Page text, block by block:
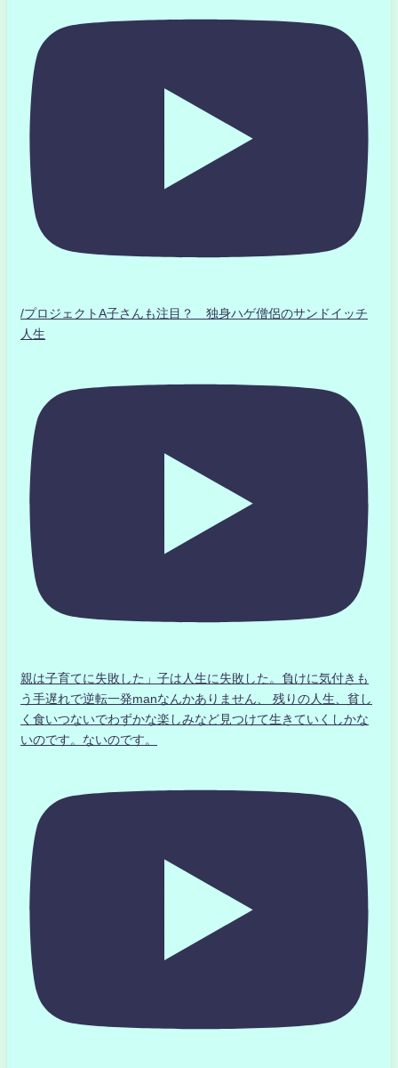
/プロジェクトA子さんも注目？ 独身ハゲ僧侶のサンドイッチ
人生
親は子育てに失敗した」子は人生に失敗した。負けに気付きも
う手遅れで逆転一発manなんかありません、 残りの人生、貧し
く食いつないでわずかな楽しみなど見つけて生きていくしかな
いのです。ないのです。